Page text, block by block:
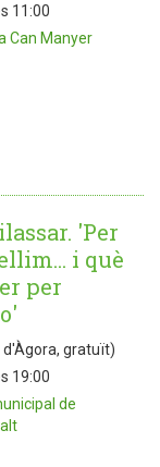
11:00
Can Manyer
'Per
i què
per
d'Àgora, gratuït)
19:00
de